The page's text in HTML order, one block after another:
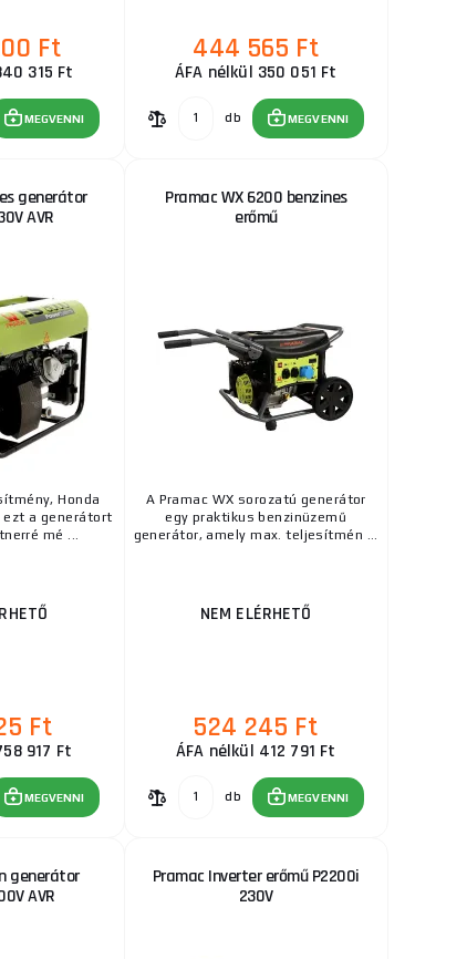
Ft
315 Ft
MEGVENNI
444 565 Ft
ÁFA nélkül 350 051 Ft
db MEGVENNI
generátor
AVR
Honda
ezt a generátort
mé ...
Ft
917 Ft
MEGVENNI
Pramac WX 6200 benzines
erőmű
A Pramac WX sorozatú generátor
egy praktikus benzinüzemű
generátor, amely max. teljesítmén ...
NEM ELÉRHETŐ
524 245 Ft
ÁFA nélkül 412 791 Ft
db MEGVENNI
generátor
AVR
Pramac Inverter erőmű P2200i
230V